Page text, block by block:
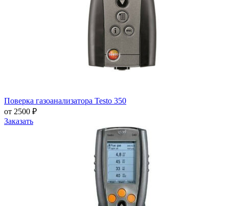
Поверка газоанализатора Testo 350
от 2500 ₽
Заказать